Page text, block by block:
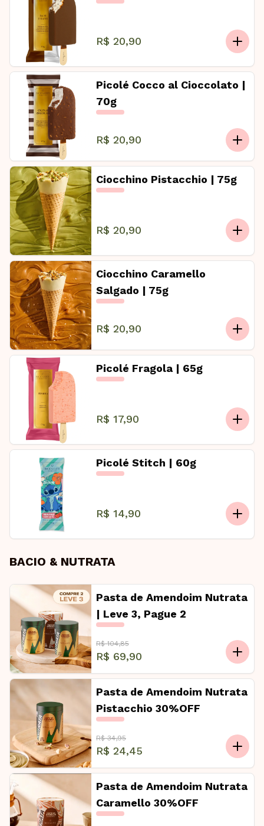
R$ 20,90
Picolé Cocco al Cioccolato |
70g
R$ 20,90
Ciocchino Pistacchio | 75g
R$ 20,90
Ciocchino Caramello
Salgado | 75g
R$ 20,90
Picolé Fragola | 65g
R$ 17,90
Picolé Stitch | 60g
R$ 14,90
BACIO & NUTRATA
Pasta de Amendoim Nutrata
| Leve 3, Pague 2
R$ 104,85
R$ 69,90
Pasta de Amendoim Nutrata
Pistacchio 30%OFF
R$ 34,95
R$ 24,45
Pasta de Amendoim Nutrata
Caramello 30%OFF